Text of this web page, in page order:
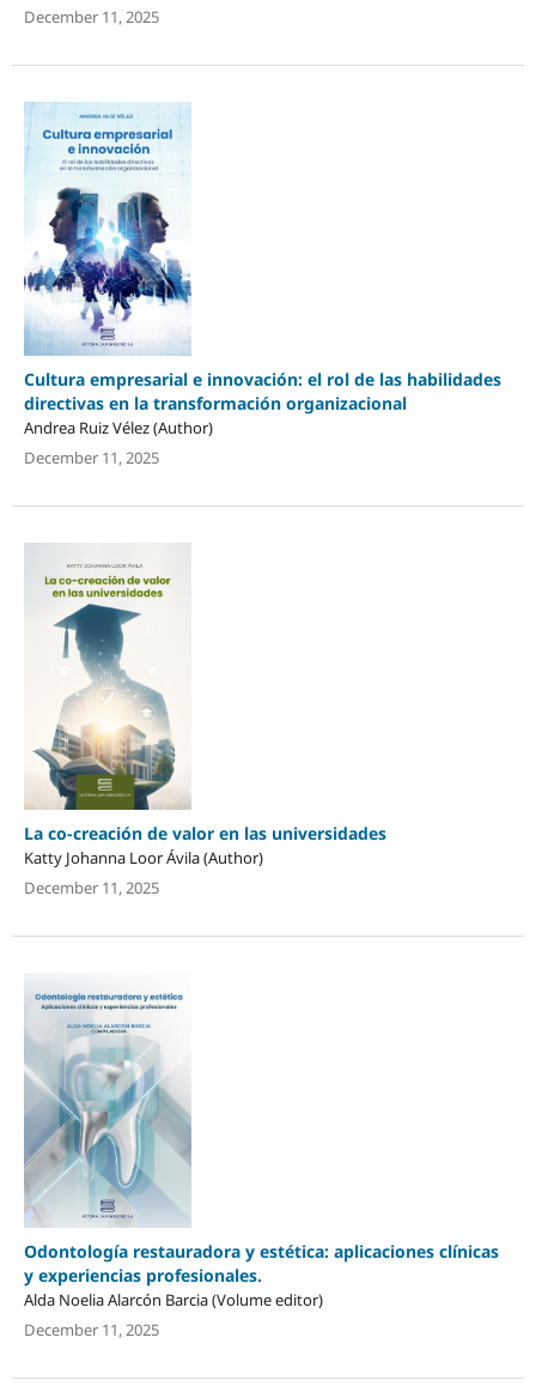
December 11, 2025
Cultura empresarial e innovación: el rol de las habilidades
directivas en la transformación organizacional
Andrea Ruiz Vélez (Author)
December 11, 2025
La co-creación de valor en las universidades
Katty Johanna Loor Ávila (Author)
December 11, 2025
Odontología restauradora y estética: aplicaciones clínicas
y experiencias profesionales.
Alda Noelia Alarcón Barcia (Volume editor)
December 11, 2025